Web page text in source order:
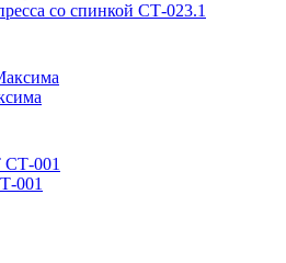
со спинкой СТ-023.1
001